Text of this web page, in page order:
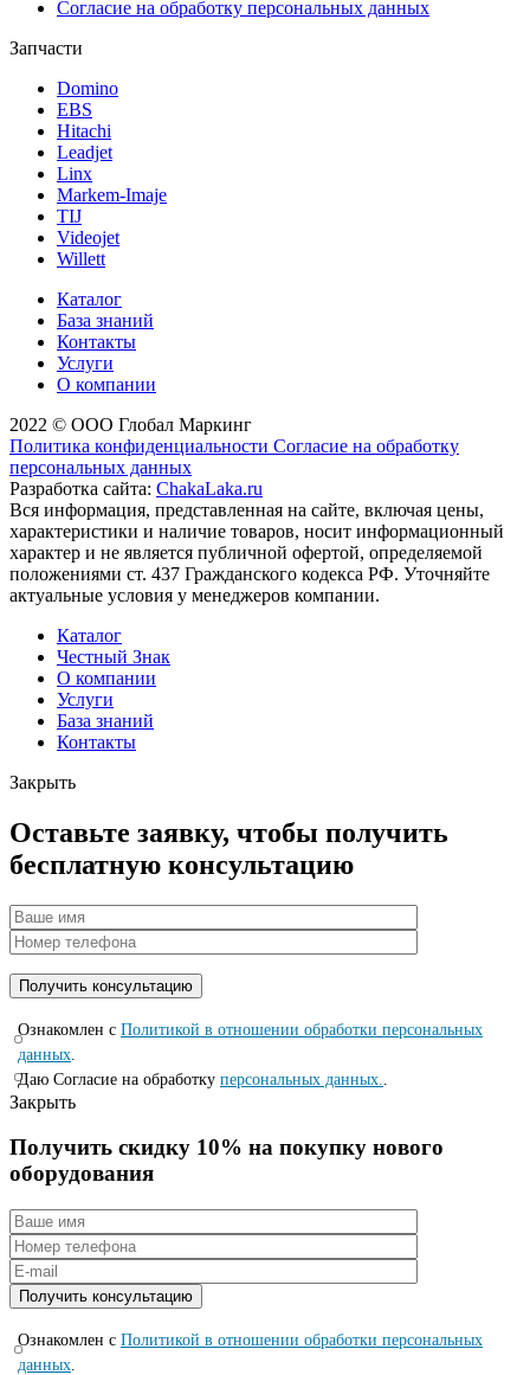
Согласие на обработку персональных данных
Запчасти
Domino
EBS
Hitachi
Leadjet
Linx
Markem-Imaje
TIJ
Videojet
Willett
Каталог
База знаний
Контакты
Услуги
О компании
2022 © ООО Глобал Маркинг
Политика конфиденциальности Согласие на обработку
персональных данных
Разработка сайта: ChakaLaka.ru
Вся информация, представленная на сайте, включая цены,
характеристики и наличие товаров, носит информационный
характер и не является публичной офертой, определяемой
положениями ст. 437 Гражданского кодекса РФ. Уточняйте
актуальные условия у менеджеров компании.
Каталог
Честный Знак
О компании
Услуги
База знаний
Контакты
Закрыть
Оставьте заявку, чтобы получить
бесплатную консультацию
Ознакомлен с Политикой в отношении обработки персональных
данных
Даю Согласие на обработку персональных данных.
Закрыть
Получить скидку 10% на покупку нового
оборудования
Ознакомлен с Политикой в отношении обработки персональных
данных